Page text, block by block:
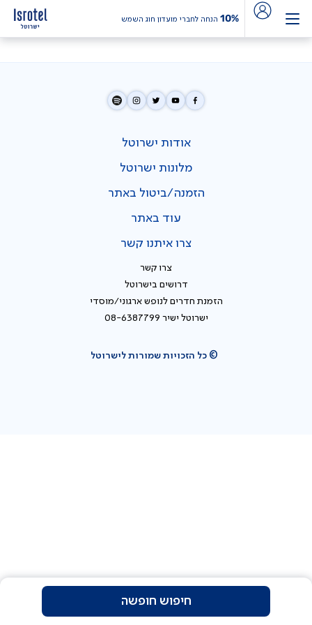
10% הנחה לחברי מועדון חוג השמש
אודות ישרוטל
מלונות ישרוטל
הזמנה/ביטול באתר
עוד באתר
צרו איתנו קשר
צרו קשר
דרושים בישרוטל
הזמנת חדרים לנופש ארגוני/מוסדי
ישרוטל ישיר 08-6387799
© כל הזכויות שמורות לישרוטל
חיפוש חופשה